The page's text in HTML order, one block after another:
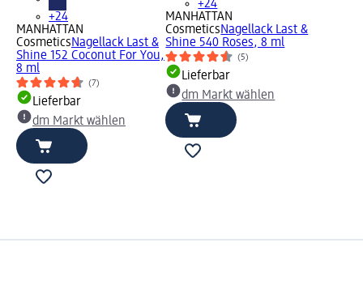
+24
MANHATTAN
CosmeticsNagellack Last &
Shine 152 Coconut For You,
8 ml
(7)
Lieferbar
dm Markt wählen
+24
MANHATTAN
CosmeticsNagellack Last &
Shine 540 Roses, 8 ml
(5)
Lieferbar
dm Markt wählen